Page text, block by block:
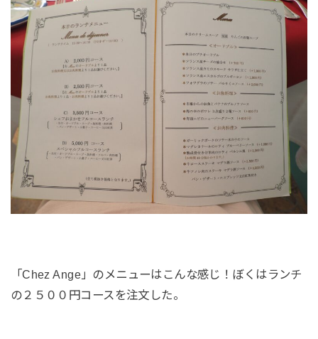
「Chez Ange」のメニューはこんな感じ！ぼくはランチ
の２５００円コースを注文した。